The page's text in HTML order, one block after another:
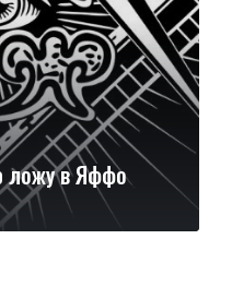
ложу в Яффо